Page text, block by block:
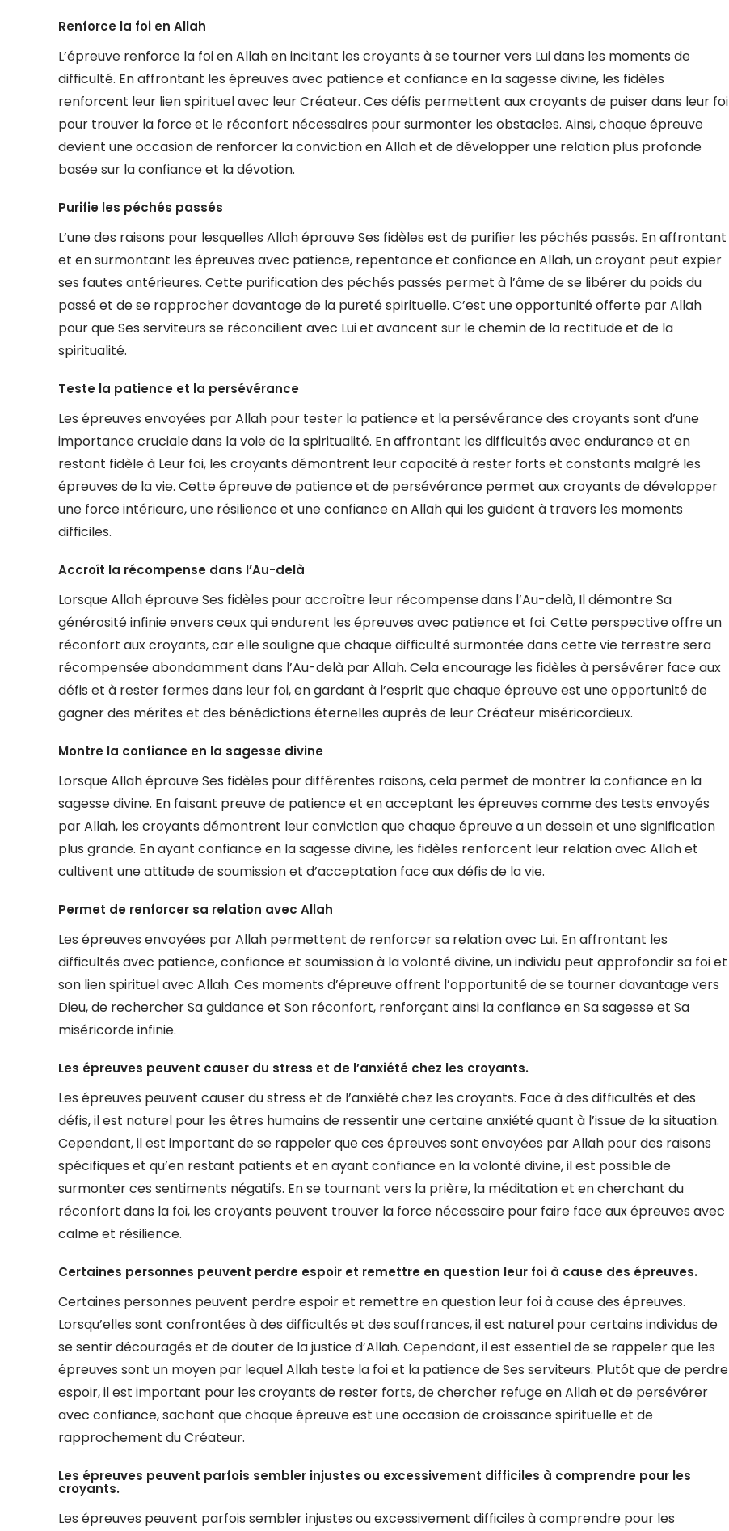
Renforce la foi en Allah
L’épreuve renforce la foi en Allah en incitant les croyants à se tourner vers Lui dans les moments de
difficulté. En affrontant les épreuves avec patience et confiance en la sagesse divine, les fidèles
renforcent leur lien spirituel avec leur Créateur. Ces défis permettent aux croyants de puiser dans leur foi
pour trouver la force et le réconfort nécessaires pour surmonter les obstacles. Ainsi, chaque épreuve
devient une occasion de renforcer la conviction en Allah et de développer une relation plus profonde
basée sur la confiance et la dévotion.
Purifie les péchés passés
L’une des raisons pour lesquelles Allah éprouve Ses fidèles est de purifier les péchés passés. En affrontant
et en surmontant les épreuves avec patience, repentance et confiance en Allah, un croyant peut expier
ses fautes antérieures. Cette purification des péchés passés permet à l’âme de se libérer du poids du
passé et de se rapprocher davantage de la pureté spirituelle. C’est une opportunité offerte par Allah
pour que Ses serviteurs se réconcilient avec Lui et avancent sur le chemin de la rectitude et de la
spiritualité.
Teste la patience et la persévérance
Les épreuves envoyées par Allah pour tester la patience et la persévérance des croyants sont d’une
importance cruciale dans la voie de la spiritualité. En affrontant les difficultés avec endurance et en
restant fidèle à Leur foi, les croyants démontrent leur capacité à rester forts et constants malgré les
épreuves de la vie. Cette épreuve de patience et de persévérance permet aux croyants de développer
une force intérieure, une résilience et une confiance en Allah qui les guident à travers les moments
difficiles.
Accroît la récompense dans l’Au-delà
Lorsque Allah éprouve Ses fidèles pour accroître leur récompense dans l’Au-delà, Il démontre Sa
générosité infinie envers ceux qui endurent les épreuves avec patience et foi. Cette perspective offre un
réconfort aux croyants, car elle souligne que chaque difficulté surmontée dans cette vie terrestre sera
récompensée abondamment dans l’Au-delà par Allah. Cela encourage les fidèles à persévérer face aux
défis et à rester fermes dans leur foi, en gardant à l’esprit que chaque épreuve est une opportunité de
gagner des mérites et des bénédictions éternelles auprès de leur Créateur miséricordieux.
Montre la confiance en la sagesse divine
Lorsque Allah éprouve Ses fidèles pour différentes raisons, cela permet de montrer la confiance en la
sagesse divine. En faisant preuve de patience et en acceptant les épreuves comme des tests envoyés
par Allah, les croyants démontrent leur conviction que chaque épreuve a un dessein et une signification
plus grande. En ayant confiance en la sagesse divine, les fidèles renforcent leur relation avec Allah et
cultivent une attitude de soumission et d’acceptation face aux défis de la vie.
Permet de renforcer sa relation avec Allah
Les épreuves envoyées par Allah permettent de renforcer sa relation avec Lui. En affrontant les
difficultés avec patience, confiance et soumission à la volonté divine, un individu peut approfondir sa foi et
son lien spirituel avec Allah. Ces moments d’épreuve offrent l’opportunité de se tourner davantage vers
Dieu, de rechercher Sa guidance et Son réconfort, renforçant ainsi la confiance en Sa sagesse et Sa
miséricorde infinie.
Les épreuves peuvent causer du stress et de l’anxiété chez les croyants.
Les épreuves peuvent causer du stress et de l’anxiété chez les croyants. Face à des difficultés et des
défis, il est naturel pour les êtres humains de ressentir une certaine anxiété quant à l’issue de la situation.
Cependant, il est important de se rappeler que ces épreuves sont envoyées par Allah pour des raisons
spécifiques et qu’en restant patients et en ayant confiance en la volonté divine, il est possible de
surmonter ces sentiments négatifs. En se tournant vers la prière, la méditation et en cherchant du
réconfort dans la foi, les croyants peuvent trouver la force nécessaire pour faire face aux épreuves avec
calme et résilience.
Certaines personnes peuvent perdre espoir et remettre en question leur foi à cause des épreuves.
Certaines personnes peuvent perdre espoir et remettre en question leur foi à cause des épreuves.
Lorsqu’elles sont confrontées à des difficultés et des souffrances, il est naturel pour certains individus de
se sentir découragés et de douter de la justice d’Allah. Cependant, il est essentiel de se rappeler que les
épreuves sont un moyen par lequel Allah teste la foi et la patience de Ses serviteurs. Plutôt que de perdre
espoir, il est important pour les croyants de rester forts, de chercher refuge en Allah et de persévérer
avec confiance, sachant que chaque épreuve est une occasion de croissance spirituelle et de
rapprochement du Créateur.
Les épreuves peuvent parfois sembler injustes ou excessivement difficiles à comprendre pour les
croyants.
Les épreuves peuvent parfois sembler injustes ou excessivement difficiles à comprendre pour les